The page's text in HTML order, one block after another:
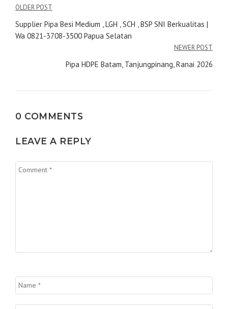
Navigasi
pos
OLDER POST
Supplier Pipa Besi Medium , LGH , SCH , BSP SNI Berkualitas |
Wa 0821-3708-3500 Papua Selatan
NEWER POST
Pipa HDPE Batam, Tanjungpinang, Ranai 2026
0 COMMENTS
LEAVE A REPLY